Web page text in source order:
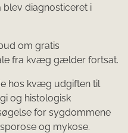
diagnosticeret i
om gratis
fra kvæg gælder fortsat.
hos kvæg udgiften til
og histologisk
for sygdommene
og mykose.